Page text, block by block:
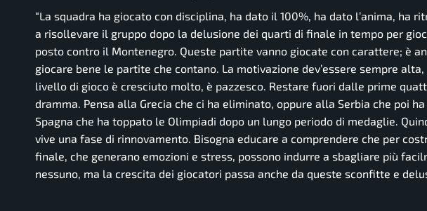
“La squadra ha giocato con disciplina, ha dato il 100%, ha dato l’anima, ha
a risollevare il gruppo dopo la delusione dei quarti di finale in tempo per
posto contro il Montenegro. Queste partite vanno giocate con carattere; è
giocare bene le partite che contano. La motivazione dev’essere sempre
livello di gioco è cresciuto molto, è pazzesco. Restare fuori dalle prime
dramma. Pensa alla Grecia che ci ha eliminato, oppure alla Serbia che poi
Spagna che ha toppato le Olimpiadi dopo un lungo periodo di medaglie.
vive una fase di rinnovamento. Bisogna educare a comprendere che per
finale, che generano emozioni e stress, possono indurre a sbagliare più
nessuno, ma la crescita dei giocatori passa anche da queste sconfitte e